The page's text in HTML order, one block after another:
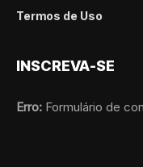
Termos de Uso
INSCREVA-SE
Erro: Formulário de